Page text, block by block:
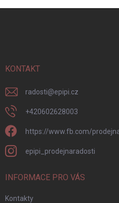
KONTAKT
radosti@epipi.cz
+420602628003
https://www.fb.com/
epipi_prodejnaradosti
INFORMACE PRO VÁS
Kontakty